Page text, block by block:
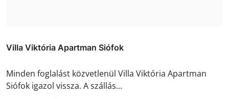
Villa Viktória Apartman Siófok
Minden foglalást közvetlenül Villa Viktória Apartman
Siófok igazol vissza. A szállás...